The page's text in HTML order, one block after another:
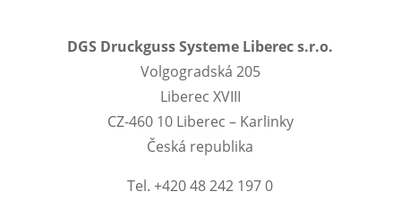
DGS Druckguss Systeme Liberec s.r.o.
Volgogradská 205
Liberec XVIII
CZ-460 10 Liberec – Karlinky
Česká republika
Tel. +420 48 242 197 0